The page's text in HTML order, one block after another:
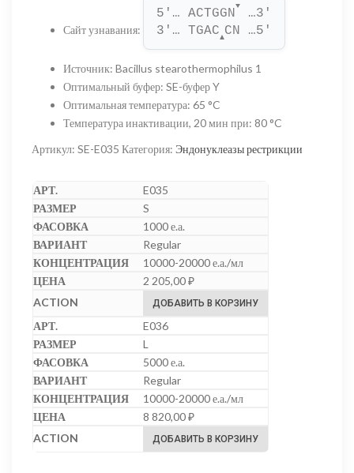
205,00 ₽
–
8
820,00 ₽
Сайт узнавания:
5'… ACTGGN
▼
…3'
3'… TGAC▲CN …5'
Источник: Bacillus stearothermophilus 1
Оптимальный буфер: SE-буфер Y
Оптимальная температура: 65 °C
Температура инактивации, 20 мин при: 80 °C
Артикул: SE-E035 Категория: Эндонуклеазы рестрикции
E035
S
1000 е.а.
Regular
10000-20000 е.а./мл
2 205,00₽
ДОБАВИТЬ В КОРЗИНУ
E036
L
5000 е.а.
Regular
10000-20000 е.а./мл
8 820,00₽
ДОБАВИТЬ В КОРЗИНУ